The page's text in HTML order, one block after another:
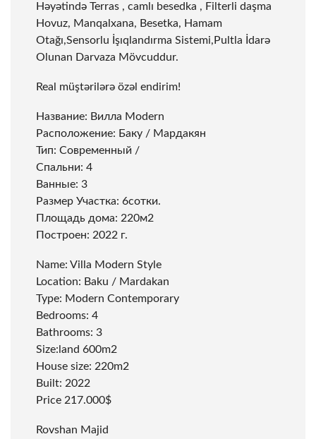
Həyətində Terras , camlı besedka , Filterli daşma
Hovuz, Manqalxana, Besetka, Hamam
Otağı,Sensorlu İşıqlandırma Sistemi,Pultla İdarə
Olunan Darvaza Mövcuddur.
Real müştərilərə özəl endirim!
Название: Вилла Modern
Расположение: Баку / Мардакян
Тип: Современный /
Спальни: 4
Ванные: 3
Размер Участка: 6сотки.
Площадь дома: 220м2
Построен: 2022 г.
Name: Villa Modern Style
Location: Baku / Mardakan
Type: Modern Contemporary
Bedrooms: 4
Bathrooms: 3
Size:land 600m2
House size: 220m2
Built: 2022
Price 217.000$
Rovshan Majid